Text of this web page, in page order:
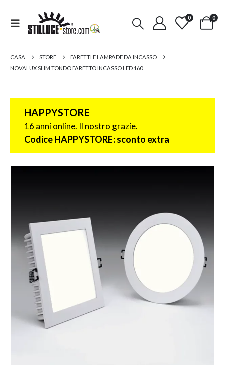
0 0
CASA STORE
FARETTI E LAMPADE DA INCASSO
NOVALUX SLIM TONDO FARETTO INCASSO LED 160
HAPPYSTORE
16 anni online. Il nostro grazie.
Codice HAPPYSTORE: sconto extra